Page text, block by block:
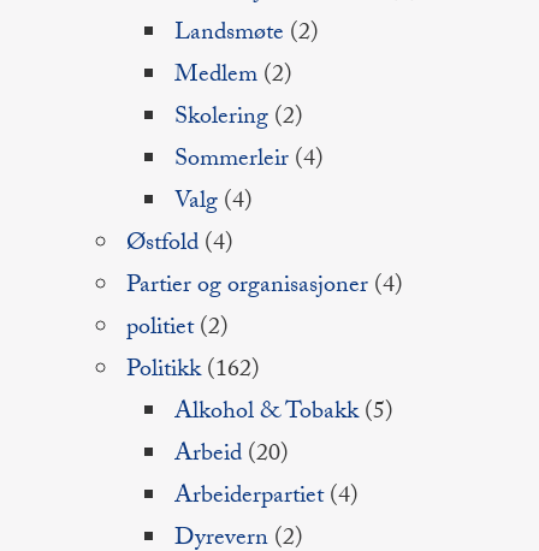
Landsmøte (2)
Medlem(2)
Skolering(2)
Sommerleir(4)
Valg(4)
Østfold(4)
Partier og organisasjoner(4)
politiet(2)
Politikk(162)
Alkohol & Tobakk(5)
Arbeid(20)
Arbeiderpartiet(4)
Dyrevern(2)